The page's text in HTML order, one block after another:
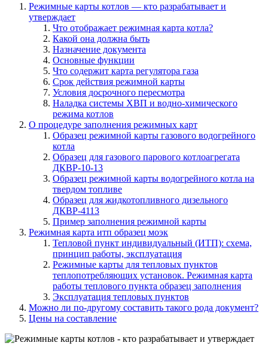
Режимные карты котлов — кто разрабатывает и
утверждает
Что отображает режимная карта котла?
Какой она должна быть
Назначение документа
Основные функции
Что содержит карта регулятора газа
Срок действия режимной карты
Условия досрочного пересмотра
Наладка системы ХВП и водно-химического
режима котлов
О процедуре заполнения режимных карт
Образец режимной карты газового водогрейного
котла
Образец для газового парового котлоагрегата
ДКВР-10-13
Образец режимной карты водогрейного котла на
твердом топливе
Образец для жидкотопливного дизельного
ДКВР-4113
Пример заполнения режимной карты
Режимная карта итп образец моэк
Тепловой пункт индивидуальный (ИТП): схема,
принцип работы, эксплуатация
Режимные карты для тепловых пунктов
теплопотребляющих установок. Режимная карта
работы теплового пункта образец заполнения
Эксплуатация тепловых пунктов
Можно ли по-другому составить такого рода документ?
Цены на составление